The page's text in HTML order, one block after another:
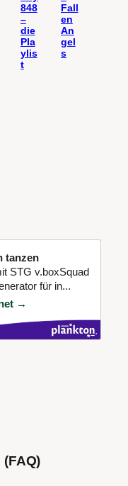
848
–
die
Pla
ylis
t
Fall
en
An
gel
s
tanzen
STG v.boxSquad
für in...
→
(FAQ)